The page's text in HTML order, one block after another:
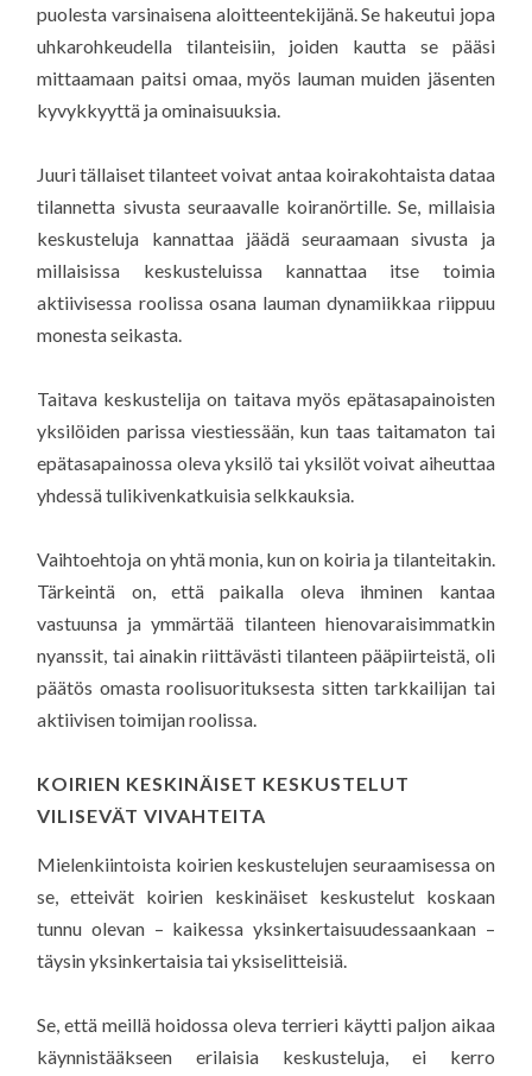
puolesta varsinaisena aloitteentekijänä. Se hakeutui jopa
uhkarohkeudella tilanteisiin, joiden kautta se pääsi
mittaamaan paitsi omaa, myös lauman muiden jäsenten
kyvykkyyttä ja ominaisuuksia.
Juuri tällaiset tilanteet voivat antaa koirakohtaista dataa
tilannetta sivusta seuraavalle koiranörtille. Se, millaisia
keskusteluja kannattaa jäädä seuraamaan sivusta ja
millaisissa keskusteluissa kannattaa itse toimia
aktiivisessa roolissa osana lauman dynamiikkaa riippuu
monesta seikasta.
Taitava keskustelija on taitava myös epätasapainoisten
yksilöiden parissa viestiessään, kun taas taitamaton tai
epätasapainossa oleva yksilö tai yksilöt voivat aiheuttaa
yhdessä tulikivenkatkuisia selkkauksia.
Vaihtoehtoja on yhtä monia, kun on koiria ja tilanteitakin.
Tärkeintä on, että paikalla oleva ihminen kantaa
vastuunsa ja ymmärtää tilanteen hienovaraisimmatkin
nyanssit, tai ainakin riittävästi tilanteen pääpiirteistä, oli
päätös omasta roolisuorituksesta sitten tarkkailijan tai
aktiivisen toimijan roolissa.
KOIRIEN KESKINÄISET KESKUSTELUT
VILISEVÄT VIVAHTEITA
Mielenkiintoista koirien keskustelujen seuraamisessa on
se, etteivät koirien keskinäiset keskustelut koskaan
tunnu olevan – kaikessa yksinkertaisuudessaankaan –
täysin yksinkertaisia tai yksiselitteisiä.
Se, että meillä hoidossa oleva terrieri käytti paljon aikaa
käynnistääkseen erilaisia keskusteluja, ei kerro